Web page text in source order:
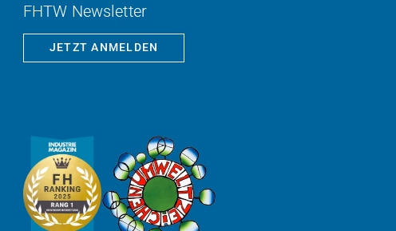
FHTW Newsletter
JETZT ANMELDEN